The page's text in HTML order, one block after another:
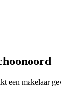
een makelaar